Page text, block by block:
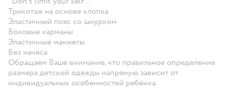
Трикотаж на основе хлопка
Эластичный пояс со шнурком
Боковые карманы
Эластичные манжеты
Без начёса
Обращаем Ваше внимание, что правильное определение
размера детской одежды напрямую зависит от
индивидуальных особенностей ребёнка.